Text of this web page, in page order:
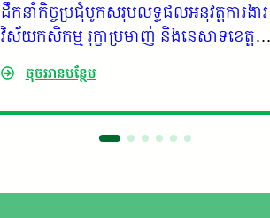
ដឹកនាំកិច្ចប្រជុំបូកសរុបលទ្ធផលអនុវត្តការងារ
វិស័យកសិកម្ម រុក្ខាប្រមាញ់ និងនេសាទខេត្ត
កោះកុង ប្រចាំខែកក្កដា ឆ្នាំ២០២៦ និងទិសដៅ
អនុវត្តន៍បន្ត
ចុចអានបន្ថែម